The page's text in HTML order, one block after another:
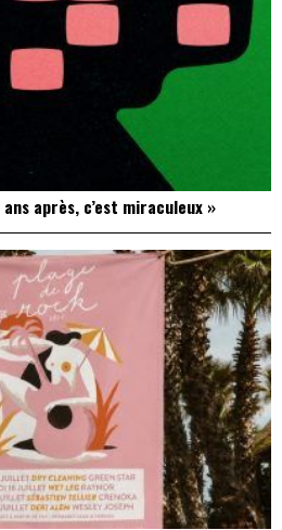
après, c’est miraculeux »